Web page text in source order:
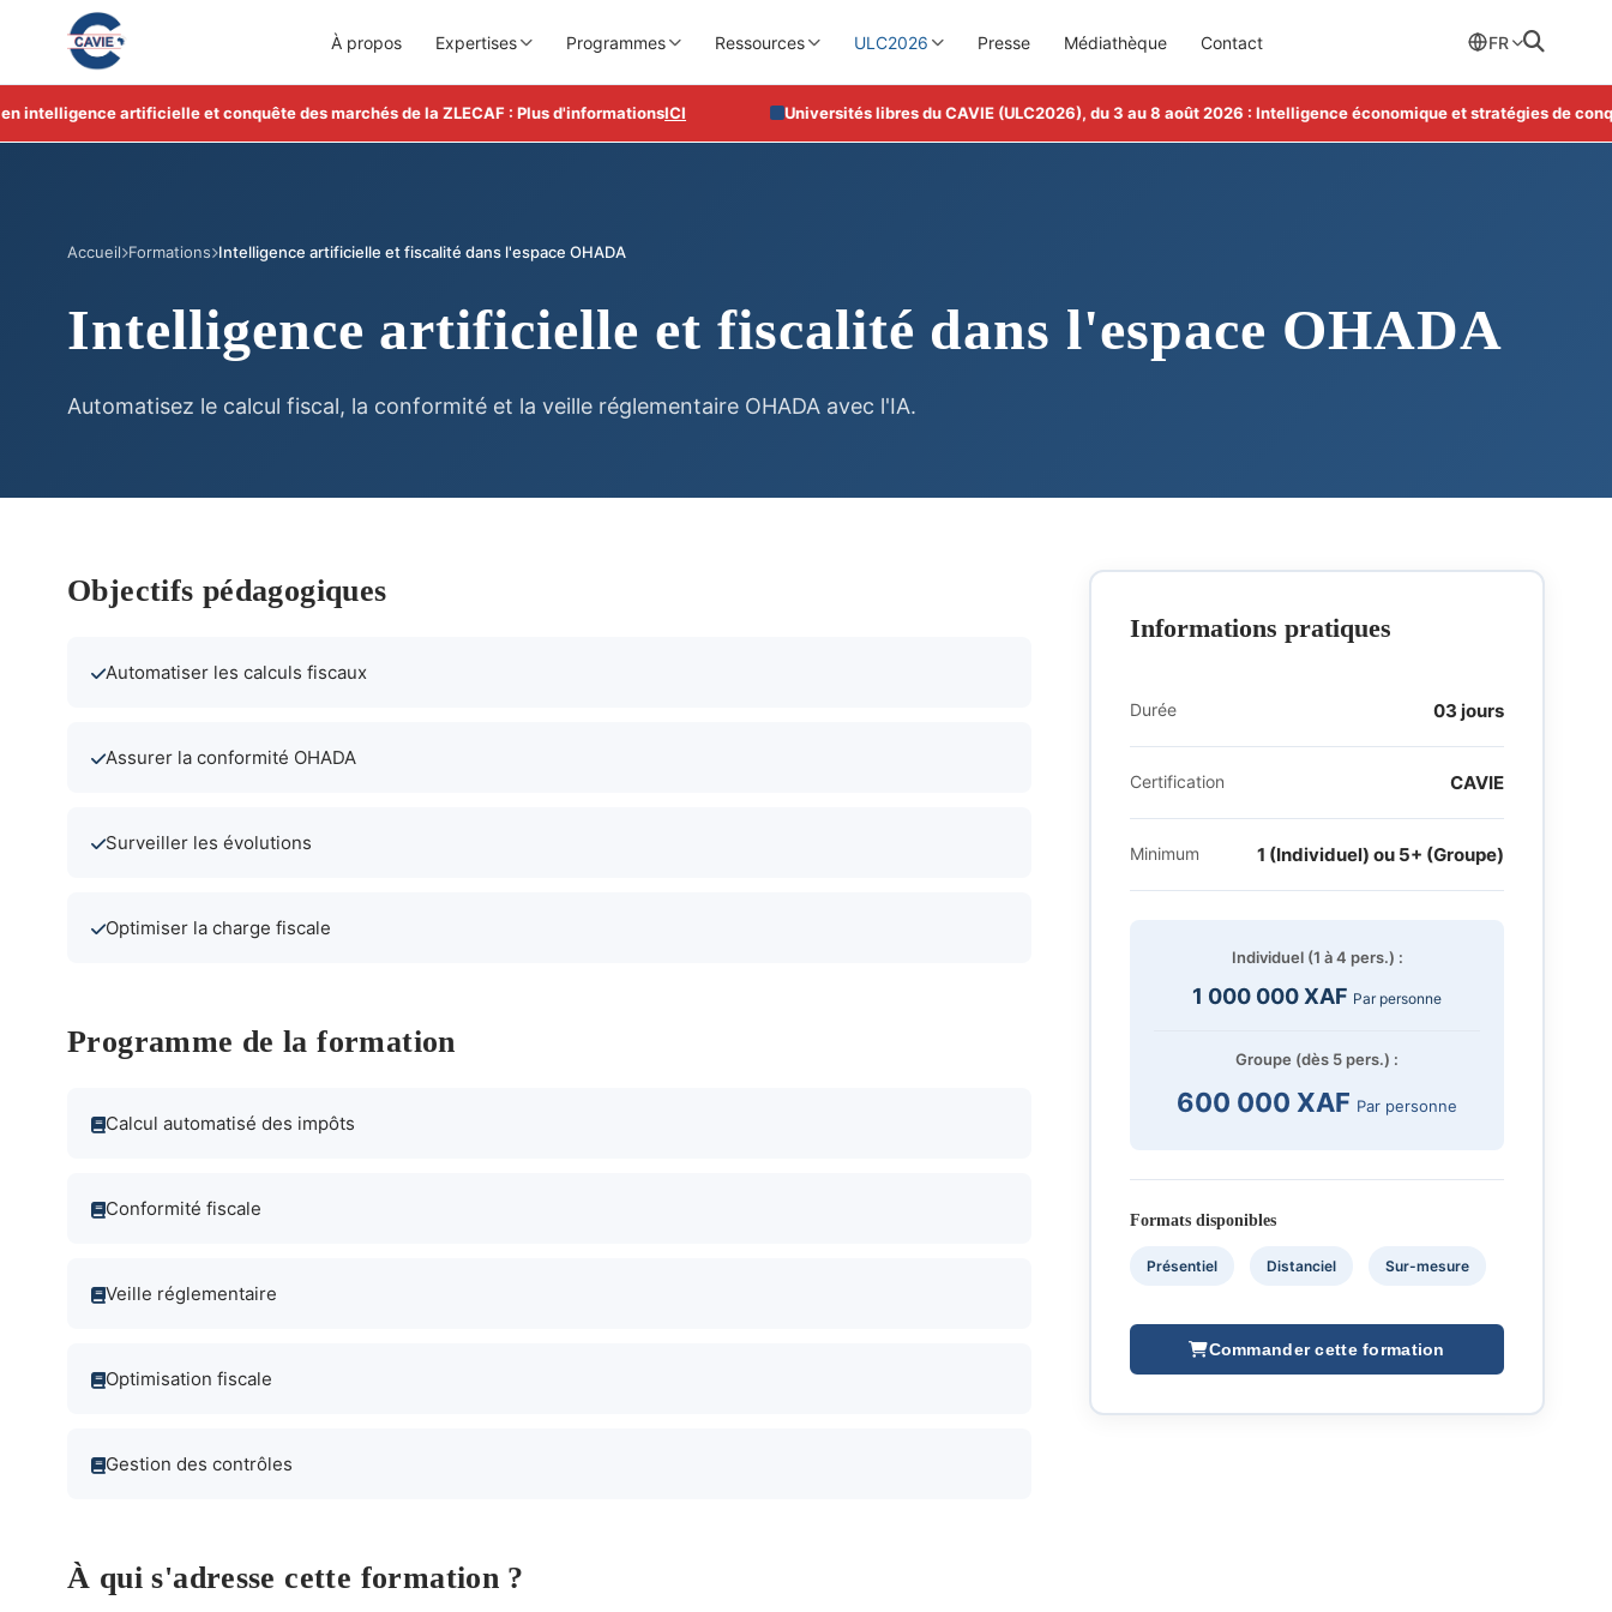
artificielle et conquête des marchés de la ZLECAF : Plus d'informationsICI Universités libres du CAVIE (ULC2026), du 3 au 8 août 2026 : Intelligence économique et stratégies de
À propos Expertises Programmes Ressources ULC2026 Presse Médiathèque Contact FR
Accueil Formations Intelligence artificielle et fiscalité dans l'espace OHADA
Intelligence artificielle et fiscalité dans l'espace OHADA
Automatisez le calcul fiscal, la conformité et la veille réglementaire OHADA avec l'IA.
Objectifs pédagogiques
Automatiser les calculs fiscaux
Assurer la conformité OHADA
Surveiller les évolutions
Optimiser la charge fiscale
Programme de la formation
Calcul automatisé des impôts
Conformité fiscale
Veille réglementaire
Optimisation fiscale
Gestion des contrôles
À qui s'adresse cette formation ?
Informations pratiques
Durée 03 jours
Certification CAVIE
Minimum 1 (Individuel) ou 5+ (Groupe)
Individuel (1 à 4 pers.) :
1 000 000 XAF Par personne
Groupe (dès 5 pers.) :
600 000 XAF Par personne
Formats disponibles
Présentiel Distanciel Sur-mesure
Commander cette formation